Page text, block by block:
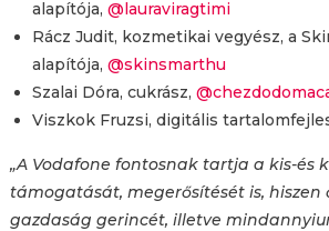
alapítója, @lauraviragtimi
Rácz Judit, kozmetikai vegyész, a
alapítója, @skinsmarthu
Szalai Dóra, cukrász,
Viszkok Fruzsi, digitális
„A Vodafone fontosnak tartja a kis-és
támogatását, megerősítését is, hiszen
gazdaság gerincét, illetve